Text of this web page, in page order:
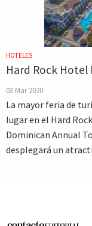
HOTELES
Hard Rock Hotel
03 Mar 2020
La mayor feria de
lugar en el Hard
Dominican Annual
desplegará un